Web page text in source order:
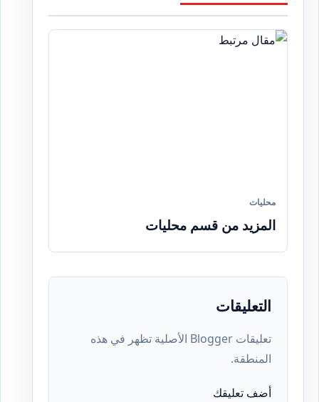
محليات
المزيد من قسم محليات
التعليقات
تعليقات Blogger الأصلية تظهر في هذه
المنطقة.
أضف تعليقك